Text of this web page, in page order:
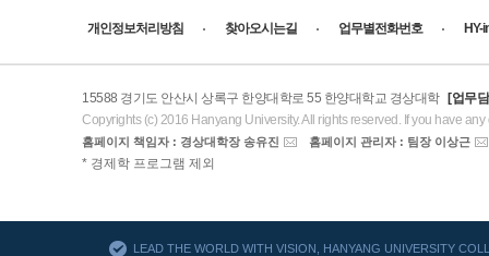
개인정보처리방침 찾아오시는길 업무별전화번호 HY-
15588 경기도 안산시 상록구 한양대학로 55 한양대학교 경상대학
[업무
Copyrights (c) 2016 Hanyang University. All rights reserved. If you have any
홈페이지 책임자 : 경상대학장 송유진 홈페이지 관리자 : 팀장 이상근
AACSB
* 경제학 프로그램 제외
LEAD THE WORLD WITH VISION, HANYANG UNIVERSITY